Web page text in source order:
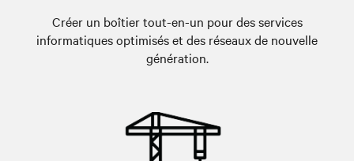
Créer un boîtier tout-en-un pour des services
informatiques optimisés et des réseaux de nouvelle
génération.